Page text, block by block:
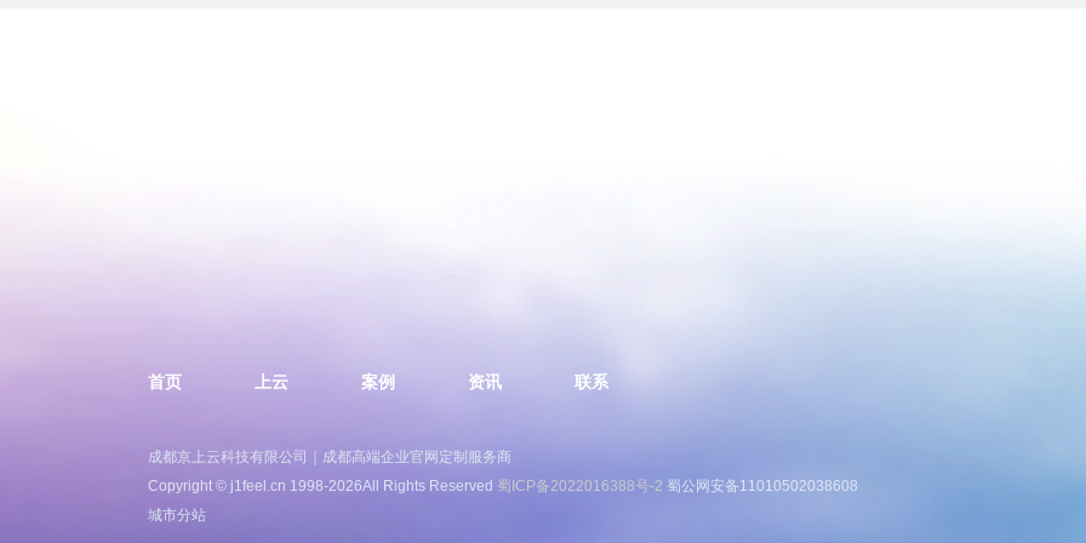
首页 上云 案例 资讯 联系
成都京上云科技有限公司｜成都高端企业官网定制服务商
Copyright © j1feel.cn 1998-2026All Rights Reserved 蜀ICP备2022016388号-2 蜀公网安备11010502038608
城市分站